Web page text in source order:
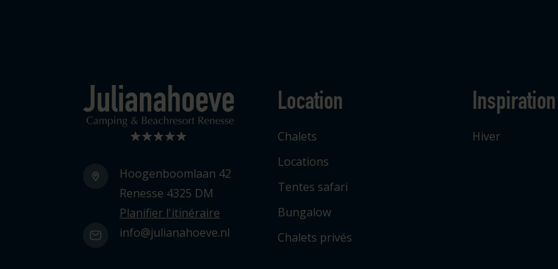
Logo Julianahoeve
Hoogenboomlaan 42
Renesse 4325 DM
Planifier l'itinéraire
info@julianahoeve.nl
Location
Chalets
Locations
Tentes safari
Bungalow
Chalets privés
Inspiration
Hiver